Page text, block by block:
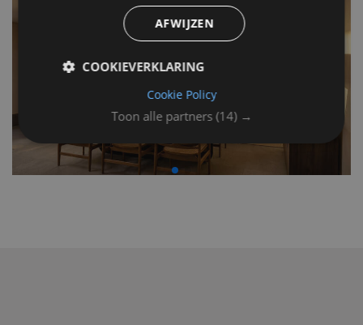
Toon alle partners (14) →
AFWIJZEN
COOKIEVERKLARING
Cookie Policy